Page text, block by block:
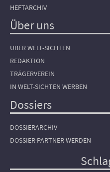
HEFTARCHIV
Über uns
ÜBER WELT-SICHTEN
REDAKTION
TRÄGERVEREIN
IN WELT-SICHTEN WERBEN
Dossiers
DOSSIERARCHIV
DOSSIER-PARTNER WERDEN